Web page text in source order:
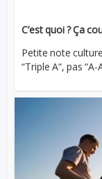
C’est quoi ? Ça
Petite note
“Triple A“, pas